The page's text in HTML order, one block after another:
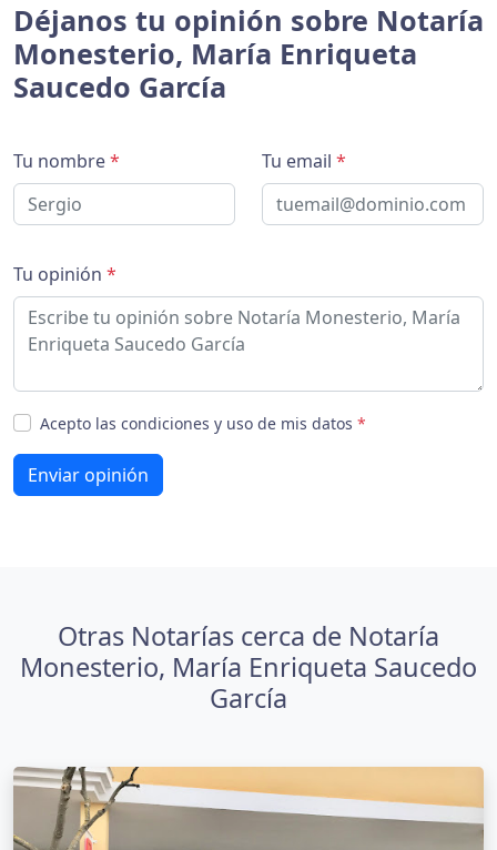
Déjanos tu opinión sobre Notaría
Monesterio, María Enriqueta
Saucedo García
Tu nombre* Tu email *
Tu opinión *
Acepto las condiciones y uso de mis datos *
Enviar opinión
Otras Notarías cerca de Notaría
Monesterio, María Enriqueta Saucedo
García